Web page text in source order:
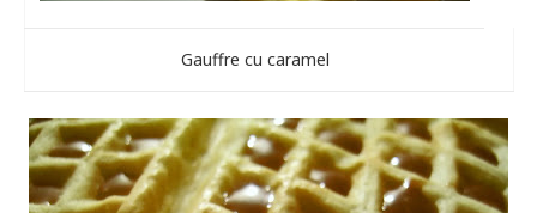
Gauffre cu caramel